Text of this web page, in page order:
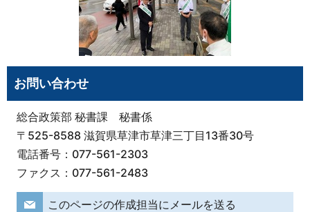
お問い合わせ
総合政策部 秘書課 秘書係
〒525-8588 滋賀県草津市草津三丁目13番30号
電話番号：077-561-2303
ファクス：077-561-2483
このページの作成担当にメールを送る